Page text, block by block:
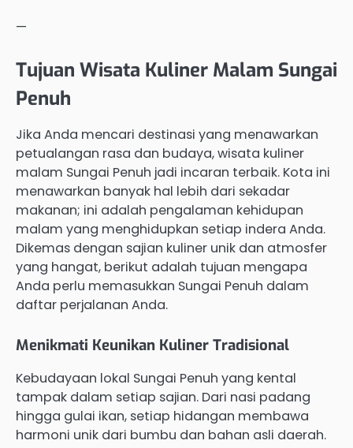
—
Tujuan Wisata Kuliner Malam Sungai
Penuh
Jika Anda mencari destinasi yang menawarkan
petualangan rasa dan budaya, wisata kuliner
malam Sungai Penuh jadi incaran terbaik. Kota ini
menawarkan banyak hal lebih dari sekadar
makanan; ini adalah pengalaman kehidupan
malam yang menghidupkan setiap indera Anda.
Dikemas dengan sajian kuliner unik dan atmosfer
yang hangat, berikut adalah tujuan mengapa
Anda perlu memasukkan Sungai Penuh dalam
daftar perjalanan Anda.
Menikmati Keunikan Kuliner Tradisional
Kebudayaan lokal Sungai Penuh yang kental
tampak dalam setiap sajian. Dari nasi padang
hingga gulai ikan, setiap hidangan membawa
harmoni unik dari bumbu dan bahan asli daerah.